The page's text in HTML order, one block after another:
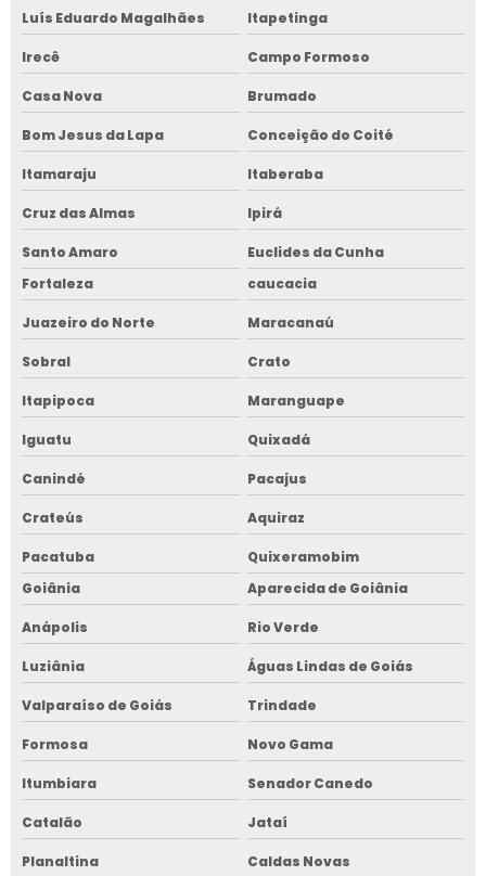
Luís Eduardo Magalhães Itapetinga
Irecê Campo Formoso
Casa Nova Brumado
Bom Jesus da Lapa Conceição do Coité
Itamaraju Itaberaba
Cruz das Almas Ipirá
Santo Amaro
Euclides da Cunha
Fortaleza
caucacia
Juazeiro do Norte Maracanaú
Sobral Crato
Itapipoca Maranguape
Iguatu Quixadá
Canindé Pacajus
Crateús Aquiraz
Pacatuba
Quixeramobim
Goiânia
Aparecida de Goiânia
Anápolis Rio Verde
Luziânia Águas Lindas de Goiás
Valparaíso de Goiás Trindade
Formosa Novo Gama
Itumbiara Senador Canedo
Catalão Jataí
Planaltina Caldas Novas